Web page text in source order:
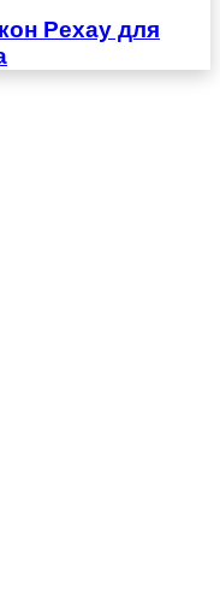
Рехау для